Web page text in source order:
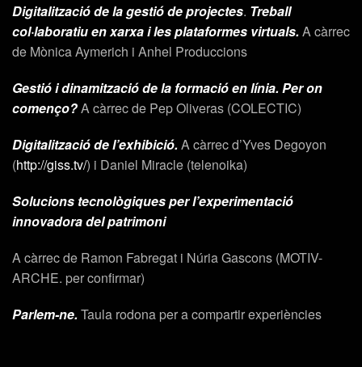
Digitalització de la gestió de projectes. Treball
col·laboratiu en xarxa i les plataformes virtuals.A càrrec
de Mònica Aymerich i Anhel Produccions
Gestió i dinamització de la formació en línia. Per on
començo?A càrrec de Pep Oliveras (COLECTIC)
Digitalització de l’exhibició.A càrrec d’Yves Degoyon
(http://giss.tv/) i Daniel Miracle (telenoika)
Solucions tecnològiques per l’experimentació
innovadora del patrimoni
A càrrec de Ramon Fabregat i Núria Gascons (MOTIV-
ARCHE. per confirmar)
Parlem-ne.Taula rodona per a compartir experiències